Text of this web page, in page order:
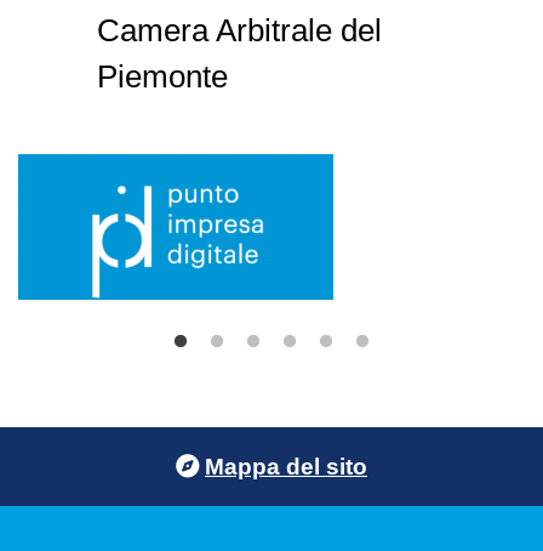
Camera Arbitrale del
Piemonte
Mappa del sito